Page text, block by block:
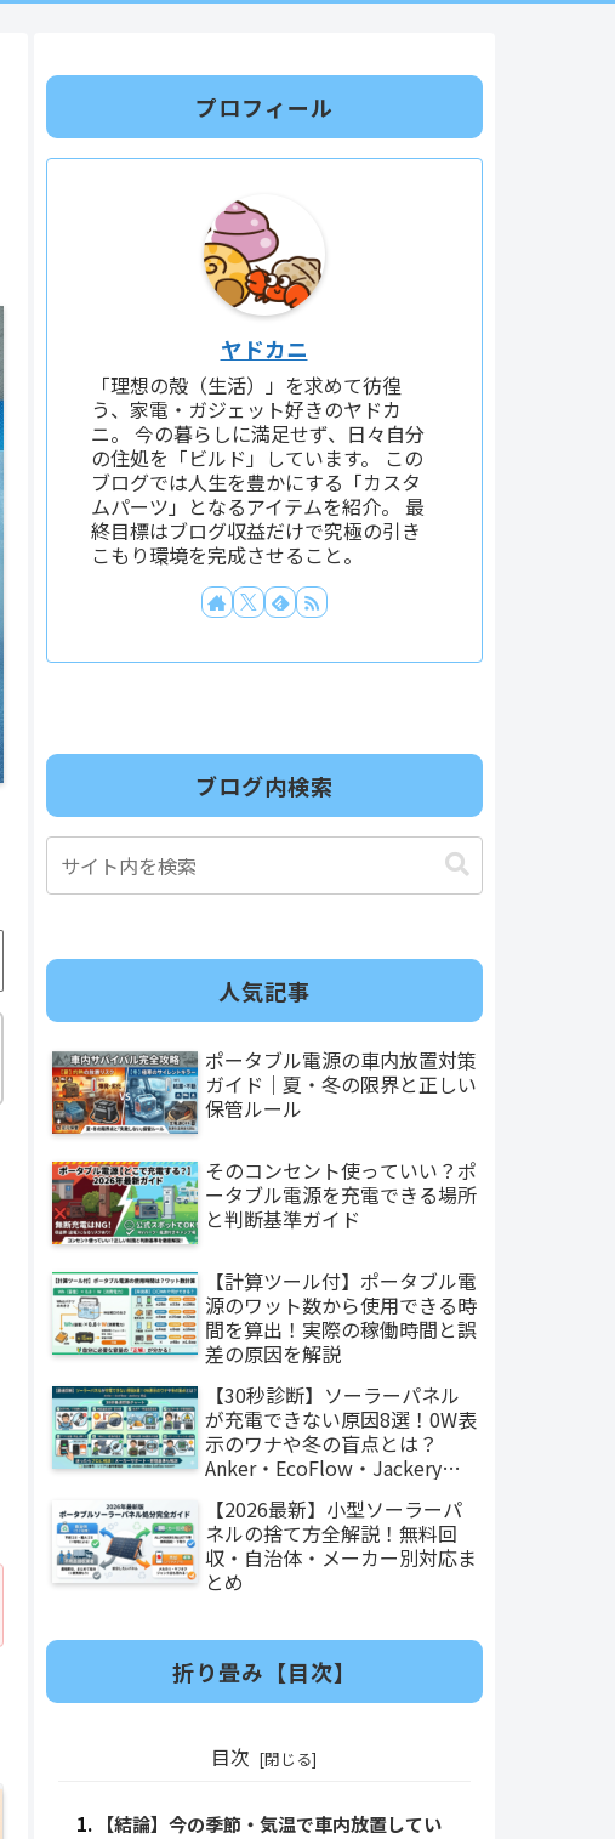
プロフィール
ヤドカニ
「理想の殻（生活）」を求めて彷徨
う、家電・ガジェット好きのヤドカ
ニ。 今の暮らしに満足せず、日々自分
の住処を「ビルド」しています。 この
ブログでは人生を豊かにする「カスタ
ムパーツ」となるアイテムを紹介。 最
終目標はブログ収益だけで究極の引き
こもり環境を完成させること。
ブログ内検索
人気記事
ポータブル電源の車内放置対策
ガイド｜夏・冬の限界と正しい
保管ルール
そのコンセント使っていい？ポ
ータブル電源を充電できる場所
と判断基準ガイド
【計算ツール付】ポータブル電
源のワット数から使用できる時
間を算出！実際の稼働時間と誤
差の原因を解説
【30秒診断】ソーラーパネル
が充電できない原因8選！0W表
示のワナや冬の盲点とは？
Anker・EcoFlow・Jackery対
【2026最新】小型ソーラーパ
ネルの捨て方全解説！無料回
収・自治体・メーカー別対応ま
とめ
折り畳み【目次】
目次
【結論】今の季節・気温で車内放置してい